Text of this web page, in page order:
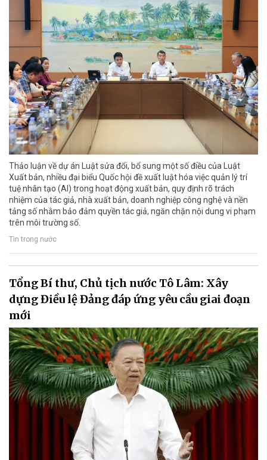
Thảo luận về dự án Luật sửa đổi, bổ sung một số điều của Luật
Xuất bản, nhiều đại biểu Quốc hội đề xuất luật hóa việc quản lý trí
tuệ nhân tạo (AI) trong hoạt động xuất bản, quy định rõ trách
nhiệm của tác giả, nhà xuất bản, doanh nghiệp công nghệ và nền
tảng số nhằm bảo đảm quyền tác giả, ngăn chặn nội dung vi phạm
trên môi trường số.
Tin trong nước
Tổng Bí thư, Chủ tịch nước Tô Lâm: Xây
dựng Điều lệ Đảng đáp ứng yêu cầu giai đoạn
mới